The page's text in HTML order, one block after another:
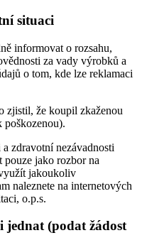
situaci
informovat o rozsahu,
za vady výrobků a
o tom, kde lze reklamaci
zjistil, že koupil zkaženou
zdravotní nezávadnosti
pouze jako rozbor na
jakoukoliv
naleznete na internetových
o.p.s.
jednat (podat žádost